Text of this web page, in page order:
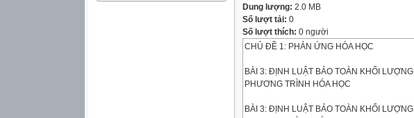
Dung lượng: 2.0 MB
Số lượt tải: 0
Số lượt thích: 0 người
CHỦ ĐỀ 1: PHẢN ỨNG HÓA HỌC
BÀI 3: ĐỊNH LUẬT BẢO TOÀN KHỐI LƯỢNG
PHƯƠNG TRÌNH HÓA HỌC
BÀI 3: ĐỊNH LUẬT BẢO TOÀN KHỐI LƯỢNG